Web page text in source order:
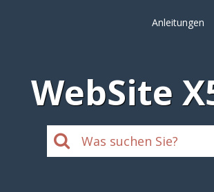
Anleitungen
WebSite